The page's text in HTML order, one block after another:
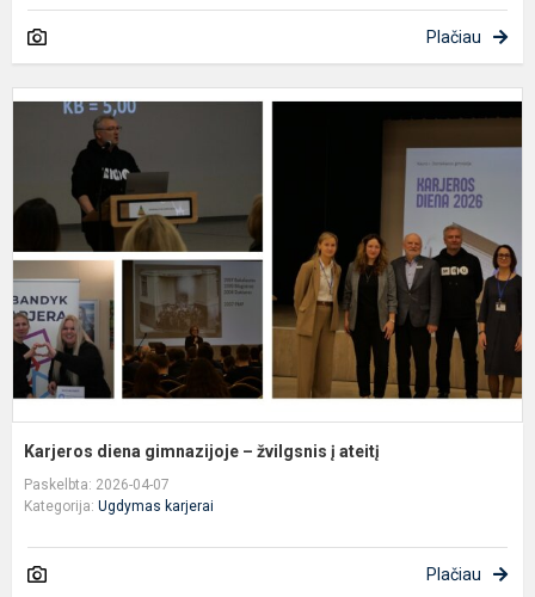
Plačiau
Karjeros diena gimnazijoje – žvilgsnis į ateitį
Paskelbta: 2026-04-07
Kategorija: Ugdymas karjerai
Plačiau